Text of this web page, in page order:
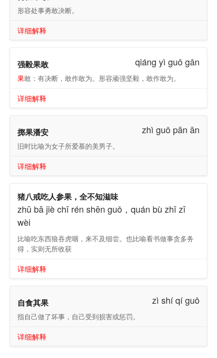
形容处事勇敢决断。
详细解释
强毅果敢 qiáng yì guǒ gǎn
果敢：有决断，敢作敢为。形容顽强坚毅，敢作敢为。
详细解释
掷果潘安 zhì guǒ pān ān
旧时比喻为女子所爱慕的美男子。
详细解释
猪八戒吃人参果，全不知滋味
zhū bā jiè chī rén shēn guǒ，quán bù zhī zī
wèi
比喻吃东西狼吞虎咽，来不及细尝。也比喻看书做事贪多务
得，实则无所收获
详细解释
自食其果 zì shí qí guǒ
指自己做了坏事，自己受到损害或惩罚。
详细解释